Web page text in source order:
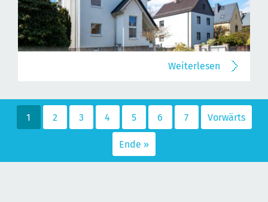
Weiterlesen
1 2 3 4 5 6 7 Vorwärts
Ende »